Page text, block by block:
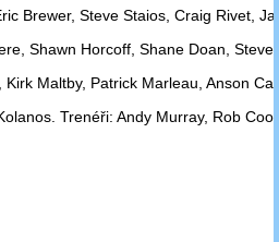
Brewer, Steve Staios, Craig Rivet,
Shawn Horcoff, Shane Doan, Steve
Kirk Maltby, Patrick Marleau, Anson
Trenéři: Andy Murray, Rob